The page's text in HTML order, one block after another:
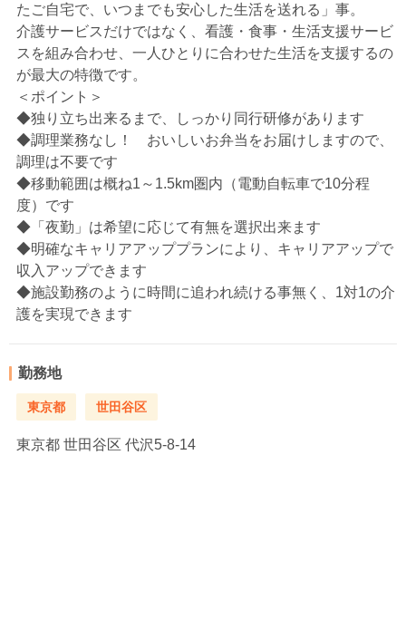
たご自宅で、いつまでも安心した生活を送れる」事。
介護サービスだけではなく、看護・食事・生活支援サービ
スを組み合わせ、一人ひとりに合わせた生活を支援するの
が最大の特徴です。
＜ポイント＞
◆独り立ち出来るまで、しっかり同行研修があります
◆調理業務なし！ おいしいお弁当をお届けしますので、
調理は不要です
◆移動範囲は概ね1～1.5km圏内（電動自転車で10分程
度）です
◆「夜勤」は希望に応じて有無を選択出来ます
◆明確なキャリアアッププランにより、キャリアアップで
収入アップできます
◆施設勤務のように時間に追われ続ける事無く、1対1の介
護を実現できます
勤務地
東京都 世田谷区
東京都 世田谷区 代沢5-8-14